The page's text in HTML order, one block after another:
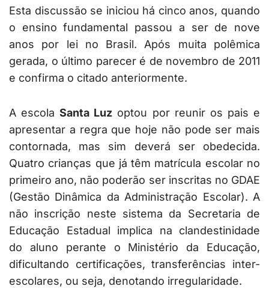
Esta discussão se iniciou há cinco anos, quando
o ensino fundamental passou a ser de nove
anos por lei no Brasil. Após muita polêmica
gerada, o último parecer é de novembro de 2011
e confirma o citado anteriormente.
A escolaSanta Luz optou por reunir os pais e
apresentar a regra que hoje não pode ser mais
contornada, mas sim deverá ser obedecida.
Quatro crianças que já têm matrícula escolar no
primeiro ano, não poderão ser inscritas no GDAE
(Gestão Dinâmica da Administração Escolar). A
não inscrição neste sistema da Secretaria de
Educação Estadual implica na clandestinidade
do aluno perante o Ministério da Educação,
dificultando certificações, transferências inter-
escolares, ou seja, denotando irregularidade.